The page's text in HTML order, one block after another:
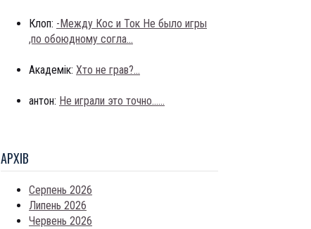
Клоп: -Между Кос и Ток Не было игры
,по обоюдному согла...
Академік: Хто не грав?...
антон: Не играли это точно......
АРХIВ
Серпень 2026
Липень 2026
Червень 2026